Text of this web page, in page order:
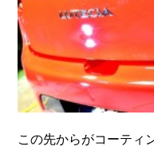
この先からがコーティ